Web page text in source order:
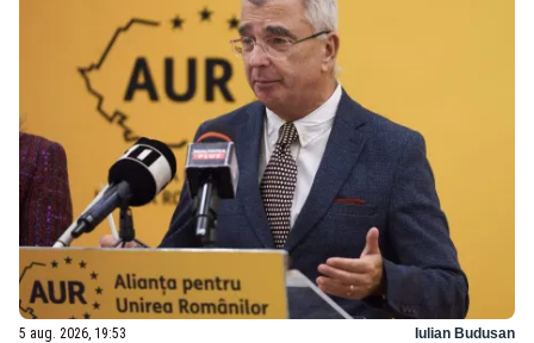
5 aug. 2026, 19:53 Iulian Budusan